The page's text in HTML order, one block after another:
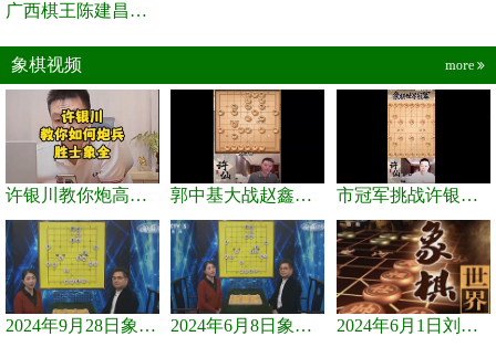
广西棋王陈建昌直播间
象棋视频 more
许银川教你炮高兵士象全如何赢士象全，简单四步即可 郭中基大战赵鑫鑫，许银川激情讲解 市冠军挑战许银川，急进中兵变化真激烈！
2024年9月28日象棋世界栏目，刘君、蒋川讲解了第九届杨官璘杯象棋... 2024年6月8日象棋世界，刘君、蒋川讲解了第九届杨官璘杯全国象棋... 2024年6月1日刘君、蒋川讲解第三届上海杯象棋大师赛谢靖与李少庚...